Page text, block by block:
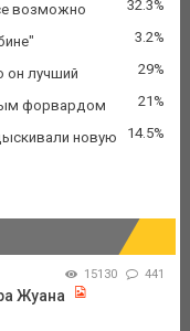
возможно 32.3%
3.2%
он лучший 29%
форвардом 21%
новую
14.5%
15130 441
Жуана